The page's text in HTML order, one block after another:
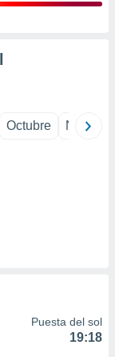
Octubre
Puesta del sol
19:18